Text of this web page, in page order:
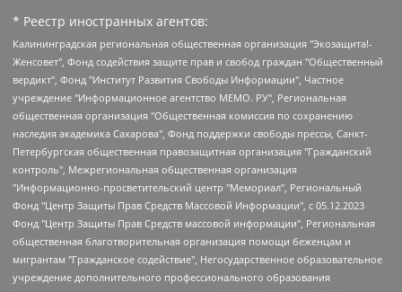
* Реестр иностранных агентов:
Калининградская региональная общественная организация "Экозащита!-Женсовет", Фонд содействия защите прав и свобод граждан "Общественный вердикт", Фонд "Институт Развития Свободы Информации", Частное учреждение "Информационное агентство МЕМО. РУ", Региональная общественная организация "Общественная комиссия по сохранению наследия академика Сахарова", Фонд поддержки свободы прессы, Санкт-Петербургская общественная правозащитная организация "Гражданский контроль", Межрегиональная общественная организация "Информационно-просветительский центр "Мемориал", Региональный Фонд "Центр Защиты Прав Средств Массовой Информации", с 05.12.2023 Фонд "Центр Защиты Прав Средств массовой информации", Региональная общественная благотворительная организация помощи беженцам и мигрантам "Гражданское содействие", Негосударственное образовательное учреждение дополнительного профессионального образования (повышение квалификации) специалистов "АКАДЕМИЯ ПО ПРАВАМ ЧЕЛОВЕКА", Свердловская региональная общественная организация "Сутяжник", Автономная некоммерческая организация "Центр независимых социологических исследований", Союз общественных объединений "Российский исследовательский центр по правам человека", Региональное общественное учреждение научно-информационный центр "МЕМОРИАЛ", Некоммерческая организация "Фонд защиты гласности", Автономная некоммерческая организация "Институт прав человека", Городская общественная организация "Екатеринбургское общество "МЕМОРИАЛ", Городская общественная организация "Рязанское историко-просветительское и правозащитное общество "Мемориал" (Рязанский Мемориал), Челябинский региональный орган общественной самодеятельности – женское общественное объединение "Женщины Евразии", Челябинский региональный орган общественной самодеятельности "Уральская правозащитная группа", Фонд содействия защите здоровья и социальной справедливости имени Андрея Рылькова, Автономная Некоммерческая Организация "Аналитический Центр Юрия Левады", Автономная некоммерческая организация социальной поддержки населения "Проект Апрель", Региональная общественная организация помощи женщинам и детям, находящимся в кризисной ситуации "Информационно-методический центр "Анна", Фонд содействия развитию массовых коммуникаций и правовому просвещению "Так-так-Так", Фонд содействия устойчивому развитию "Серебряная тайга", Свердловский региональный общественный фонд социальных проектов "Новое время", "Idel.Реалии", Кавказ.Реалии, Крым.Реалии, Телеканал Настоящее Время, Татаро-башкирская служба Радио Свобода (Azatliq Radiosi), Радио Свободная Европа/Радио Свобода (PCE/PC), "Сибирь.Реалии", "Фактограф", Благотворительный фонд помощи осужденным и их семьям, Автономная некоммерческая организация "Институт глобализации и социальных движений", Фонд "В защиту прав заключенных", Частное учреждение "Центр поддержки и содействия развитию средств массовой информации", Пензенский региональный общественный благотворительный фонд "Гражданский союз", "Север.Реалии", Некоммерческая организация Фонд "Правовая инициатива", Общество с ограниченной ответственностью "Радио Свободная Европа/Радио Свобода", Чешское информационное агентство "MEDIUM-ORIENT", Красноярская региональная общественная организация "Мы против СПИДа", Камалягин Денис Николаевич, Маркелов Сергей Евгеньевич, Пономарев Лев Александрович, Савицкая Людмила Алексеевна, Автономная некоммерческая организация "Центр по работе с проблемой насилия "НАСИЛИЮ.НЕТ", Межрегиональный профессиональный союз работников здравоохранения "Альянс врачей", Юридическое лицо, зарегистрированное в Латвийской Республике, SIA "Medusa Project" (регистрационный номер 40103797863, дата регистрации 10.06.2014), Некоммерческая организация "Фонд по борьбе с коррупцией", Автономная некоммерческая организация "Институт права и публичной политики", Баданин Роман Сергеевич, Гликин Максим Александрович, Железнова Мария Михайловна, Лукьянова Юлия Сергеевна, Маетная Елизавета Витальевна, Маняхин Петр Борисович, Чуракова Ольга Владимировна, Ярош Юлия Петровна, Юридическое лицо "The Insider SIA", зарегистрированное в Риге, Латвийская Республика (дата регистрации 26.06.2015), являющееся администратором доменного имени интернет-издания "The Insider SIA", https://theins.ru, Постернак Алексей Евгеньевич, Рубин Михаил Аркадьевич, Анин Роман Александрович, Юридическое лицо Istories fonds, зарегистрированное в Латвийской Республике (регистрационный номер 50008295751, дата регистрации 24.02.2020), Великовский Дмитрий Александрович, Долинина Ирина Николаевна, Мароховская Алеся Алексеевна, Шлейнов Роман Юрьевич, Шмагун Олеся Валентиновна, Общество с ограниченной ответственностью "Альтаир 2021", Общество с ограниченной ответственностью "Вега 2021", Общество с ограниченной ответственностью "Главный редактор 2021", Общество с ограниченной ответственностью "Ромашки монолит", Важенков Артем Валерьевич, Ивановская областная общественная организация "Центр гендерных исследований", Гурман Юрий Альбертович, Медиапроект "ОВД-Инфо", Егоров Владимир Владимирович, Жилинский Владимир Александрович, Общество с ограниченной ответственностью "ЗП", Иванова София Юрьевна, Карезина Инна Павловна, Кильтау Екатерина Викторовна, Петров Алексей Викторович, Пискунов Сергей Евгеньевич, Смирнов Сергей Сергеевич, Тихонов Михаил Сергеевич, Общество с ограниченной ответственностью "ЖУРНАЛИСТ-ИНОСТРАННЫЙ АГЕНТ", Арапова Галина Юрьевна, Вольтская Татьяна Анатольевна, Американская компания "Mason G.E.S. Anonymous Foundation" (США), являющаяся владельцем интернет-издания https://mnews.world/, Компания "Stichting Bellingcat", зарегистрированная в Нидерландах (дата регистрации 11.07.2018), Захаров Андрей Вячеславович, Клепиковская Екатерина Дмитриевна, Общество с ограниченной ответственностью "МЕМО", Перл Роман Александрович, Симонов Евгений Алексеевич, Соловьева Елена Анатольевна, Сотников Даниил Владимирович, Сурначева Елизавета Дмитриевна, Автономная некоммерческая организация по защите прав человека и информированию населения "Якутия – Наше Мнение", Общество с ограниченной ответственностью "Москоу диджитал медиа", с 26.01.2023 Общество с ограниченной ответственностью "Чайка Белые сады", Ветошкина Валерия Валерьевна, Заговора Максим Александрович, Межрегиональное общественное движение "Российская ЛГБТ - сеть", Оленичев Максим Владимирович, Павлов Иван Юрьевич, Скворцова Елена Сергеевна, Общество с ограниченной ответственностью "Как бы инагент", Кочетков Игорь Викторович, Общество с ограниченной ответственностью "Честные выборы", Еланчик Олег Александрович, Общество с ограниченной ответственностью "Нобелевский призыв", Гималова Регина Эмилевна, Григорьев Андрей Валерьевич, Григорьева Алина Александровна, Ассоциация по содействию защите прав призывников, альтернативнослужащих и военнослужащих "Правозащитная группа "Гражданин.Армия.Право", Хисамова Регина Фаритовна, Автономная некоммерческая организация по реализации социально-правовых программ "Лилит", Дальневосточное общественное движение "Маяк", Санкт-Петербургская ЛГБТ-инициативная группа "Выход", Инициативная группа ЛГБТ+ "Реверс", Алексеев Андрей Викторович, Бекбулатова Таисия Львовна, Беляев Иван Михайлович, Владыкина Елена Сергеевна, Гельман Марат Александрович, Никульшина Вероника Юрьевна, Толоконникова Надежда Андреевна, Шендерович Виктор Анатольевич, Общество с ограниченной ответственностью "Данное сообщение", Общество с ограниченной ответственностью Издательский дом "Новая глава", Айнбиндер Александра Александровна, Московский комьюнити-центр для ЛГБТ+инициатив, Благотворительный фонд развития филантропии, Deutsche Welle (Германия, Kurt-Schumacher-Strasse 3, 53113 Bonn), Борзунова Мария Михайловна, Воробьев Виктор Викторович, Голубева Анна Львовна, Константинова Алла Михайловна, Малкова Ирина Владимировна, Мурадов Мурад Абдулгалимович, Осетинская Елизавета Николаевна, Понасенков Евгений Николаевич, Ганапольский Матвей Юрьевич, Киселев Евгений Алексеевич, Борухович Ирина Григорьевна, Дремин Иван Тимофеевич, Дубровский Дмитрий Викторович, Красноярская региональная общественная организация поддержки и развития альтернативных образовательных технологий и межкультурных коммуникаций "ИНТЕРРА", Маяковская Екатерина Алексеевна, Фейгин Марк Захарович, Филимонов Андрей Викторович, Дзугкоева Регина Николаевна, Доброхотов Роман Александрович, Дудь Юрий Александрович, Елкин Сергей Владимирович, Кругликов Кирилл Игоревич, Сабунаева Мария Леонидовна, Семенов Алексей Владимирович, Шаинян Карен Багратович, Шульман Екатерина Михайловна, Асафьев Артур Валерьевич, Вахштайн Виктор Семенович, Венедиктов Алексей Алексеевич, Лушникова Екатерина Евгеньевна, Волков Леонид Михайлович, Невзоров Александр Глебович, Пархоменко Сергей Борисович, Сироткин Ярослав Николаевич, Кара-Мурза Владимир Владимирович, Баранова Наталья Владимировна, Гозман Леонид Яковлевич, Кагарлицкий Борис Юльевич, Климарев Михаил Валерьевич, Милов Владимир Станиславович, Автономная некоммерческая организация Краснодарский центр современного искусства "Типография", Моргенштерн Алишер Тагирович, Соболь Любовь Эдуардовна, Общество с ограниченной ответственностью "ЛИЗА НОРМ", Каспаров Гарри Кимович, Ходорковский Михаил Борисович, Общество с ограниченной ответственностью "Апрельские тезисы", Данилович Ирина Брониславовна, Кашин Олег Владимирович, Петров Николай Владимирович, Пивоваров Алексей Владимирович, Соколов Михаил Владимирович, Цветкова Юлия Владимировна, Чичваркин Евгений Александрович, Комитет против пыток/Команда против пыток, Общество с ограниченной ответственностью "Первый научный", Общество с ограниченной ответственностью "Вертолет и ко", Белоцерковская Вероника Борисовна, Кац Максим Евгеньевич, Лазарева Татьяна Юрьевна, Шаведдинов Руслан Табризович, Яшин Илья Валерьевич, Общество с ограниченной ответственностью "Иноагент ААВ", Алешковский Дмитрий Петрович, Альбац Евгения Марковна, Быков Дмитрий Львович, Галямина Юлия Евгеньевна, Лойко Сергей Леонидович, Мартынов Кирилл Константинович, Медведев Сергей Александрович, Крашенинников Федор Геннадиевич, Гордеева Катерина Вл